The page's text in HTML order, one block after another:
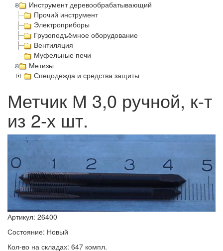
Инструмент деревообрабатывающий
Прочий инструмент
Электроприборы
Грузоподъёмное оборудование
Вентиляция
Муфельные печи
Метизы
Спецодежда и средства защиты
Метчик М 3,0 ручной, к-т
из 2-х шт.
Артикул: 26400
Состояние: Новый
Кол-во на складах: 647 компл.